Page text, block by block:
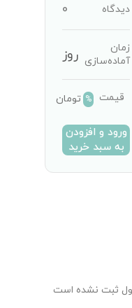
دیدگاه 0
زمان
آماده‌سازی روز
قیمت % تومان
ورود و افزودن
به سبد خرید
ثبت نشده است